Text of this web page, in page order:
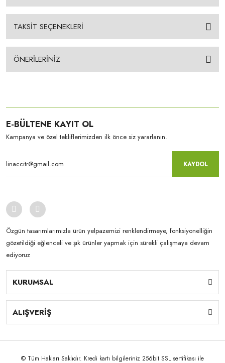
TAKSİT SEÇENEKLERİ
ÖNERİLERİNİZ
E-BÜLTENE KAYIT OL
Kampanya ve özel tekliflerimizden ilk önce siz yararlanın.
KAYDOL
Özgün tasarımlarımızla ürün yelpazemizi renklendirmeye, fonksiyonelliğin
gözetildiği eğlenceli ve şık ürünler yapmak için sürekli çalışmaya devam
ediyoruz
KURUMSAL
ALIŞVERİŞ
© Tüm Hakları Saklıdır. Kredi kartı bilgileriniz 256bit SSL sertifikası ile